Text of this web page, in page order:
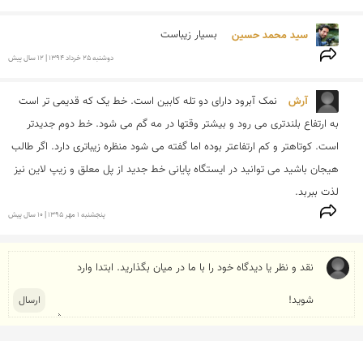
سید محمد حسین بسیار زیباست
دوشنبه 25 خرداد 1394 | 12 سال پیش
آرش
لذت ببربد.
پنجشنبه 1 مهر 1395 | 10 سال پیش